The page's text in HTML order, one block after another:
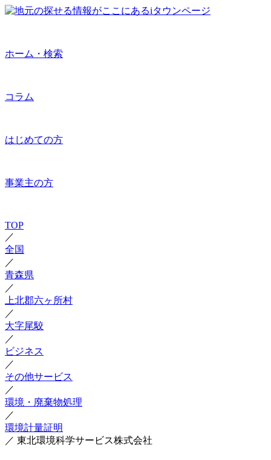
ホーム・検索
コラム
はじめての方
事業主の方
TOP
／
全国
／
青森県
／
上北郡六ヶ所村
／
大字尾駮
／
ビジネス
／
その他サービス
／
環境・廃棄物処理
／
環境計量証明
／ 東北環境科学サービス株式会社